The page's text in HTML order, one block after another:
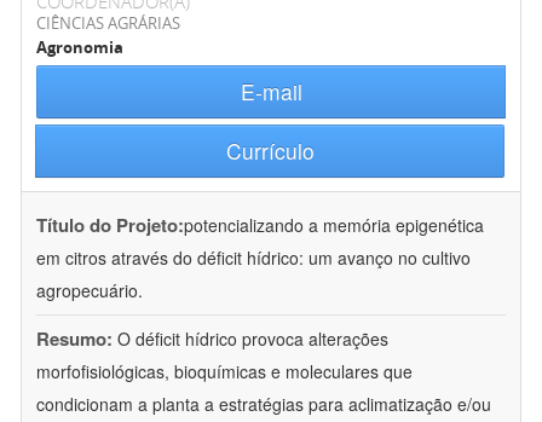
CIÊNCIAS AGRÁRIAS
Agronomia
E-mail
Currículo
Título do Projeto:potencializando a memória epigenética
em citros através do déficit hídrico: um avanço no cultivo
agropecuário.
Resumo: O déficit hídrico provoca alterações
morfofisiológicas, bioquímicas e moleculares que
condicionam a planta a estratégias para aclimatização e/ou